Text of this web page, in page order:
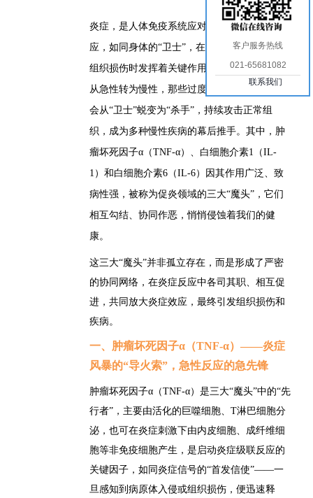
炎症，是人体免疫系统应对刺激的防御性反
应，如同身体的“卫士”，在抵御病原体、修复
组织损伤时发挥着关键作用。但当炎症失控，
从急性转为慢性，那些过度释放的促炎因子便
会从“卫士”蜕变为“杀手”，持续攻击正常组
织，成为多种慢性疾病的幕后推手。其中，肿
瘤坏死因子α（TNF-α）、白细胞介素1（IL-
1）和白细胞介素6（IL-6）因其作用广泛、致
病性强，被称为促炎领域的三大“魔头”，它们
相互勾结、协同作恶，悄悄侵蚀着我们的健
康。
这三大“魔头”并非孤立存在，而是形成了严密
的协同网络，在炎症反应中各司其职、相互促
进，共同放大炎症效应，最终引发组织损伤和
疾病。
一、肿瘤坏死因子α（TNF-α） ——炎症
风暴的“导火索”，急性反应的急先锋
肿瘤坏死因子α（TNF-α）是三大“魔头”中的“先
行者”，主要由活化的巨噬细胞、T淋巴细胞分
泌，也可在炎症刺激下由内皮细胞、成纤维细
胞等非免疫细胞产生，是启动炎症级联反应的
关键因子，如同炎症信号的“首发信使”——一
旦感知到病原体入侵或组织损伤，便迅速释
客户服务热线
021-65681082
联系我们